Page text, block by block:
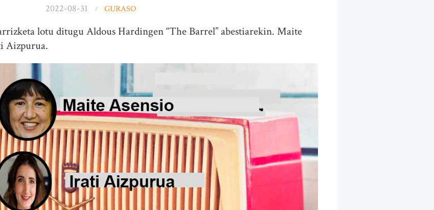
2022-08-31 GURASO
lotu ditugu Aldous Hardingen “The Barrel” abestiarekin. Maite
Aizpurua.